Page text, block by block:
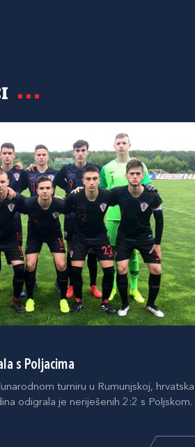
s Poljacima
turniru u Rumunjskoj, hrvatska
odigrala je neriješenih 2:2 s Poljskom.